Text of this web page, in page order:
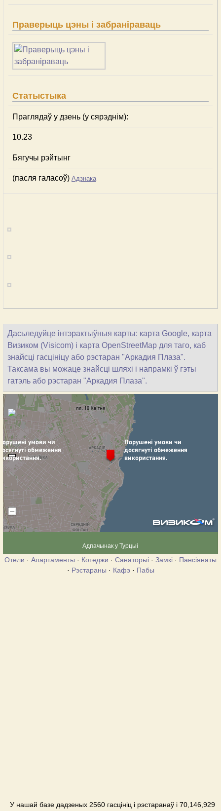
Праверыць цэны і забраніраваць
Статыстыка
Праглядаў у дзень (у сярэднім):
10.23
Бягучы рэйтынг
(пасля галасоў) Адзнака
Дасьледуйце інтэрактыўныя карты: карта Google, карта
Визиком (Visicom) і карта OpenStreetMap для таго, каб
знайсці гасцініцу або рэстаран "Аркадия Плаза".
Таксама вы можаце знайсці шляхі і напрамкі ў гэты
гатэль або рэстаран "Аркадия Плаза".
Адпачынак у Турцыі
Отели · Апартаменты · Котеджи · Санаторыі · Замкі · Пансіянаты
· Рэстараны · Кафэ· Пабы
У нашай базе дадзеных 2560 гасцініц і рэстаранаў і 70,146,929